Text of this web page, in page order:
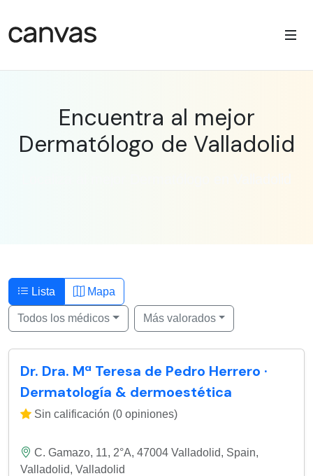
Encuentra al mejor
Dermatólogo de Valladolid
Lista Mapa
Todos los médicos Más valorados
Dr. Dra. Mª Teresa de Pedro Herrero ·
Dermatología & dermoestética
Sin calificación (0 opiniones)
C. Gamazo, 11, 2°A, 47004 Valladolid, Spain,
Valladolid, Valladolid